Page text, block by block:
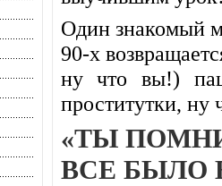
Один знакомый
90-х
ну что вы!)
проститутки,
«ТЫ
ВСЕ БЫЛО